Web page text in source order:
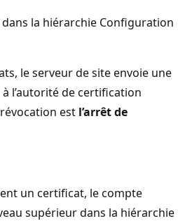
dans la hiérarchie Configuration
le serveur de site envoie une
l’autorité de certification
est l’arrêt de
un certificat, le compte
supérieur dans la hiérarchie